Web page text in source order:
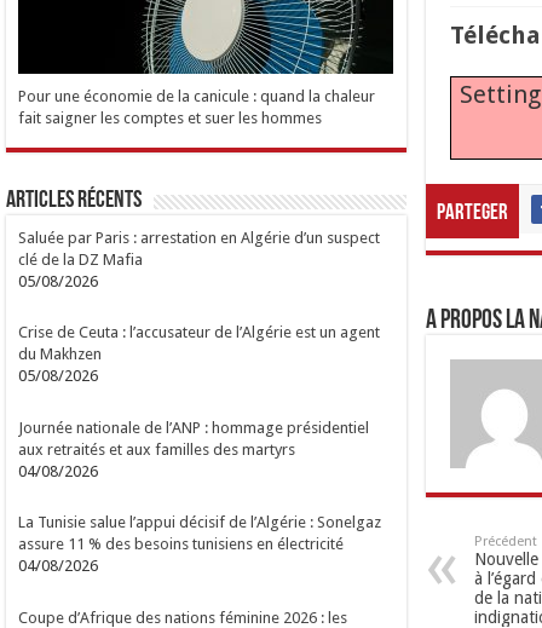
Télé
Parteger
A propos LA
Précédent
à
de la
Pour une économie de la canicule : quand la chaleur
fait saigner les comptes et suer les hommes
Articles Récents
Saluée par Paris : arrestation en Algérie d’un suspect
clé de la DZ Mafia
05/08/2026
Crise de Ceuta : l’accusateur de l’Algérie est un agent
du Makhzen
05/08/2026
Journée nationale de l’ANP : hommage présidentiel
aux retraités et aux familles des martyrs
04/08/2026
La Tunisie salue l’appui décisif de l’Algérie : Sonelgaz
assure 11 % des besoins tunisiens en électricité
04/08/2026
Coupe d’Afrique des nations féminine 2026 : les